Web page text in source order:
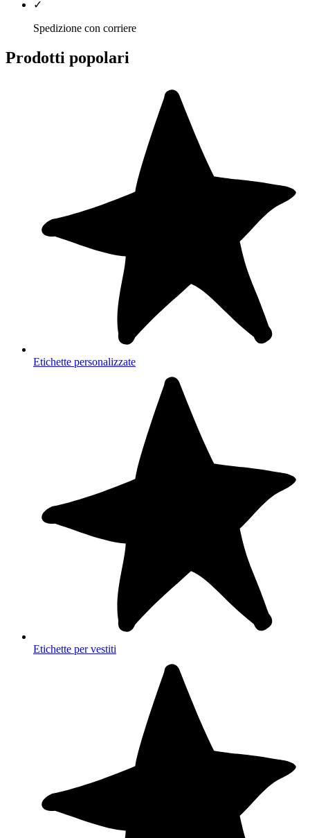
✓
Spedizione con corriere
Prodotti popolari
Etichette personalizzate
Etichette per vestiti